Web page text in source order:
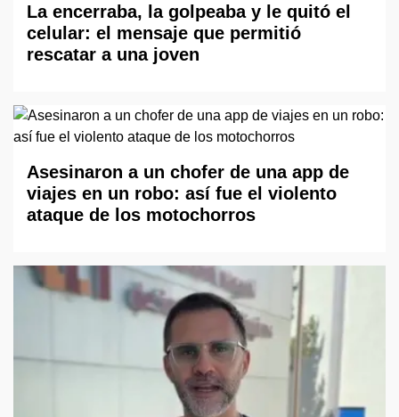
La encerraba, la golpeaba y le quitó el
celular: el mensaje que permitió
rescatar a una joven
Asesinaron a un chofer de una app de
viajes en un robo: así fue el violento
ataque de los motochorros